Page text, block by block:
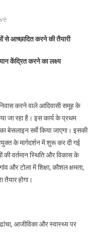
से आच्छादित करने की तैयारी
केंद्रित करने का लक्ष्य
करने वाले आदिवासी समूह के
जा रहा है। इस कार्य के प्रथम
बेसलाइन सर्वे किया जाएगा। इसकी
के मार्गदर्शन में शुरू कर दी गई
की वर्तमान स्थिति और विकास के
और टोला में शिक्षा, कौशल क्षमता,
तैयार होगा।
आजीविका और स्वास्थ्य पर